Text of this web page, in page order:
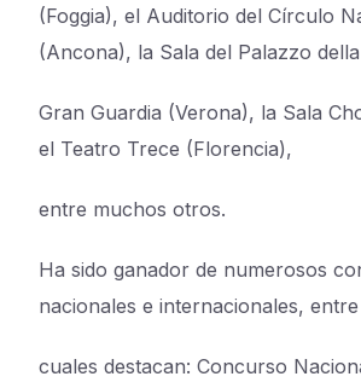
(Foggia), el Auditorio del Círculo
(Ancona), la Sala del Palazzo della
Gran Guardia (Verona), la Sala
el Teatro Trece (Florencia),
entre muchos otros.
Ha sido ganador de numerosos
nacionales e internacionales,
cuales destacan: Concurso